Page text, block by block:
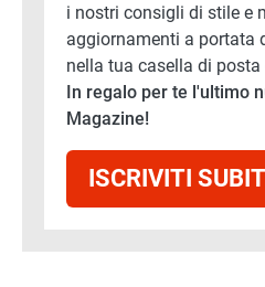
i nostri consigli di stile e
aggiornamenti a portata
nella tua casella di posta
In regalo per te l'ultimo
Magazine!
ISCRIVITI